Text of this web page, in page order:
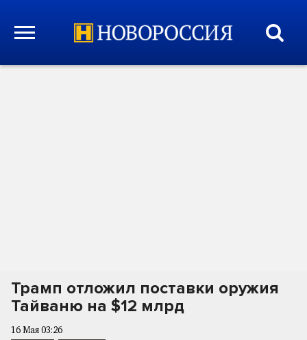
Трамп отложил поставки оружия
Тайваню на $12 млрд
16 Мая 03:26